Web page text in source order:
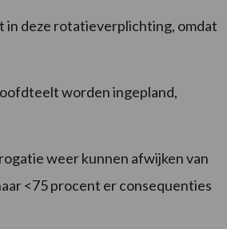
in deze rotatieverplichting, omdat
worden ingepland,
weer kunnen afwijken van
<75 procent er consequenties